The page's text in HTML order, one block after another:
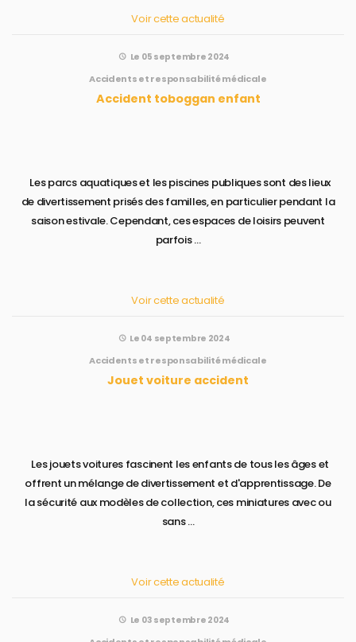
Voir cette actualité
Le 05 septembre 2024
Accidents et responsabilité médicale
Accident toboggan enfant
Les parcs aquatiques et les piscines publiques sont des lieux
de divertissement prisés des familles, en particulier pendant la
saison estivale. Cependant, ces espaces de loisirs peuvent
parfois ...
Voir cette actualité
Le 04 septembre 2024
Accidents et responsabilité médicale
Jouet voiture accident
Les jouets voitures fascinent les enfants de tous les âges et
offrent un mélange de divertissement et d'apprentissage. De
la sécurité aux modèles de collection, ces miniatures avec ou
sans ...
Voir cette actualité
Le 03 septembre 2024